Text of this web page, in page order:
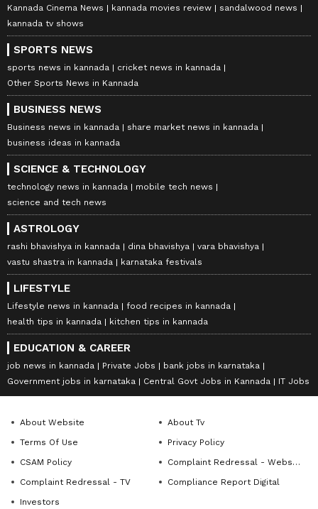
Kannada Cinema News kannada movies review
sandalwood news
kannada tv shows
SPORTS NEWS
sports news in kannada
cricket news in kannada
Other Sports News in Kannada
BUSINESS NEWS
Business news in kannada
share market news in kannada
business ideas in kannada
SCIENCE & TECHNOLOGY
technology news in kannada
mobile tech news
science and tech news
ASTROLOGY
rashi bhavishya in kannada dina bhavishya
vara bhavishya
vastu shastra in kannada
karnataka festivals
LIFESTYLE
Lifestyle news in kannada
food recipes in kannada
health tips in kannada
kitchen tips in kannada
EDUCATION & CAREER
job news in kannada Private Jobs
bank jobs in karnataka
Government jobs in karnataka
Central Govt Jobs in Kannada IT Jobs
About Website
About Tv
Terms Of Use
Privacy Policy
CSAM Policy
Complaint Redressal - Website
Complaint Redressal - TV
Compliance Report Digital
Investors